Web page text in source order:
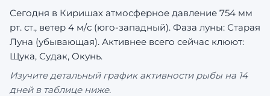
Сегодня в Киришах атмосферное давление 754 мм
рт. ст., ветер 4 м/с (юго-западный). Фаза луны: Старая
Луна (убывающая). Активнее всего сейчас клюют:
Щука, Судак, Окунь.
Изучите детальный график активности рыбы на 14
дней в таблице ниже.